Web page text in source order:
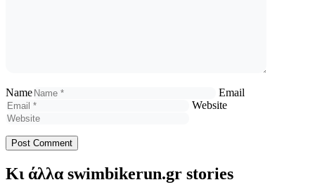
Name
Email
Website
Κι άλλα swimbikerun.gr stories